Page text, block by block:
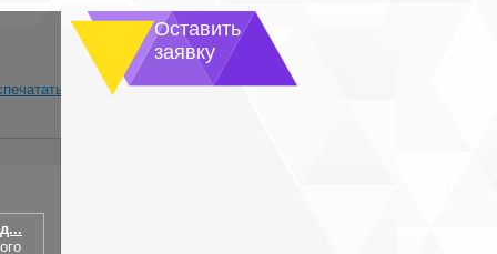
Оставить
заявку